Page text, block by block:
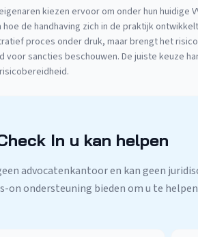
kiezen ervoor om onder hun huidige
hoe de handhaving zich in de praktijk
proces onder druk, maar brengt het
voor sancties beschouwen. De juiste keuze
In u kan helpen
advocatenkantoor en kan geen
on ondersteuning bieden om u te